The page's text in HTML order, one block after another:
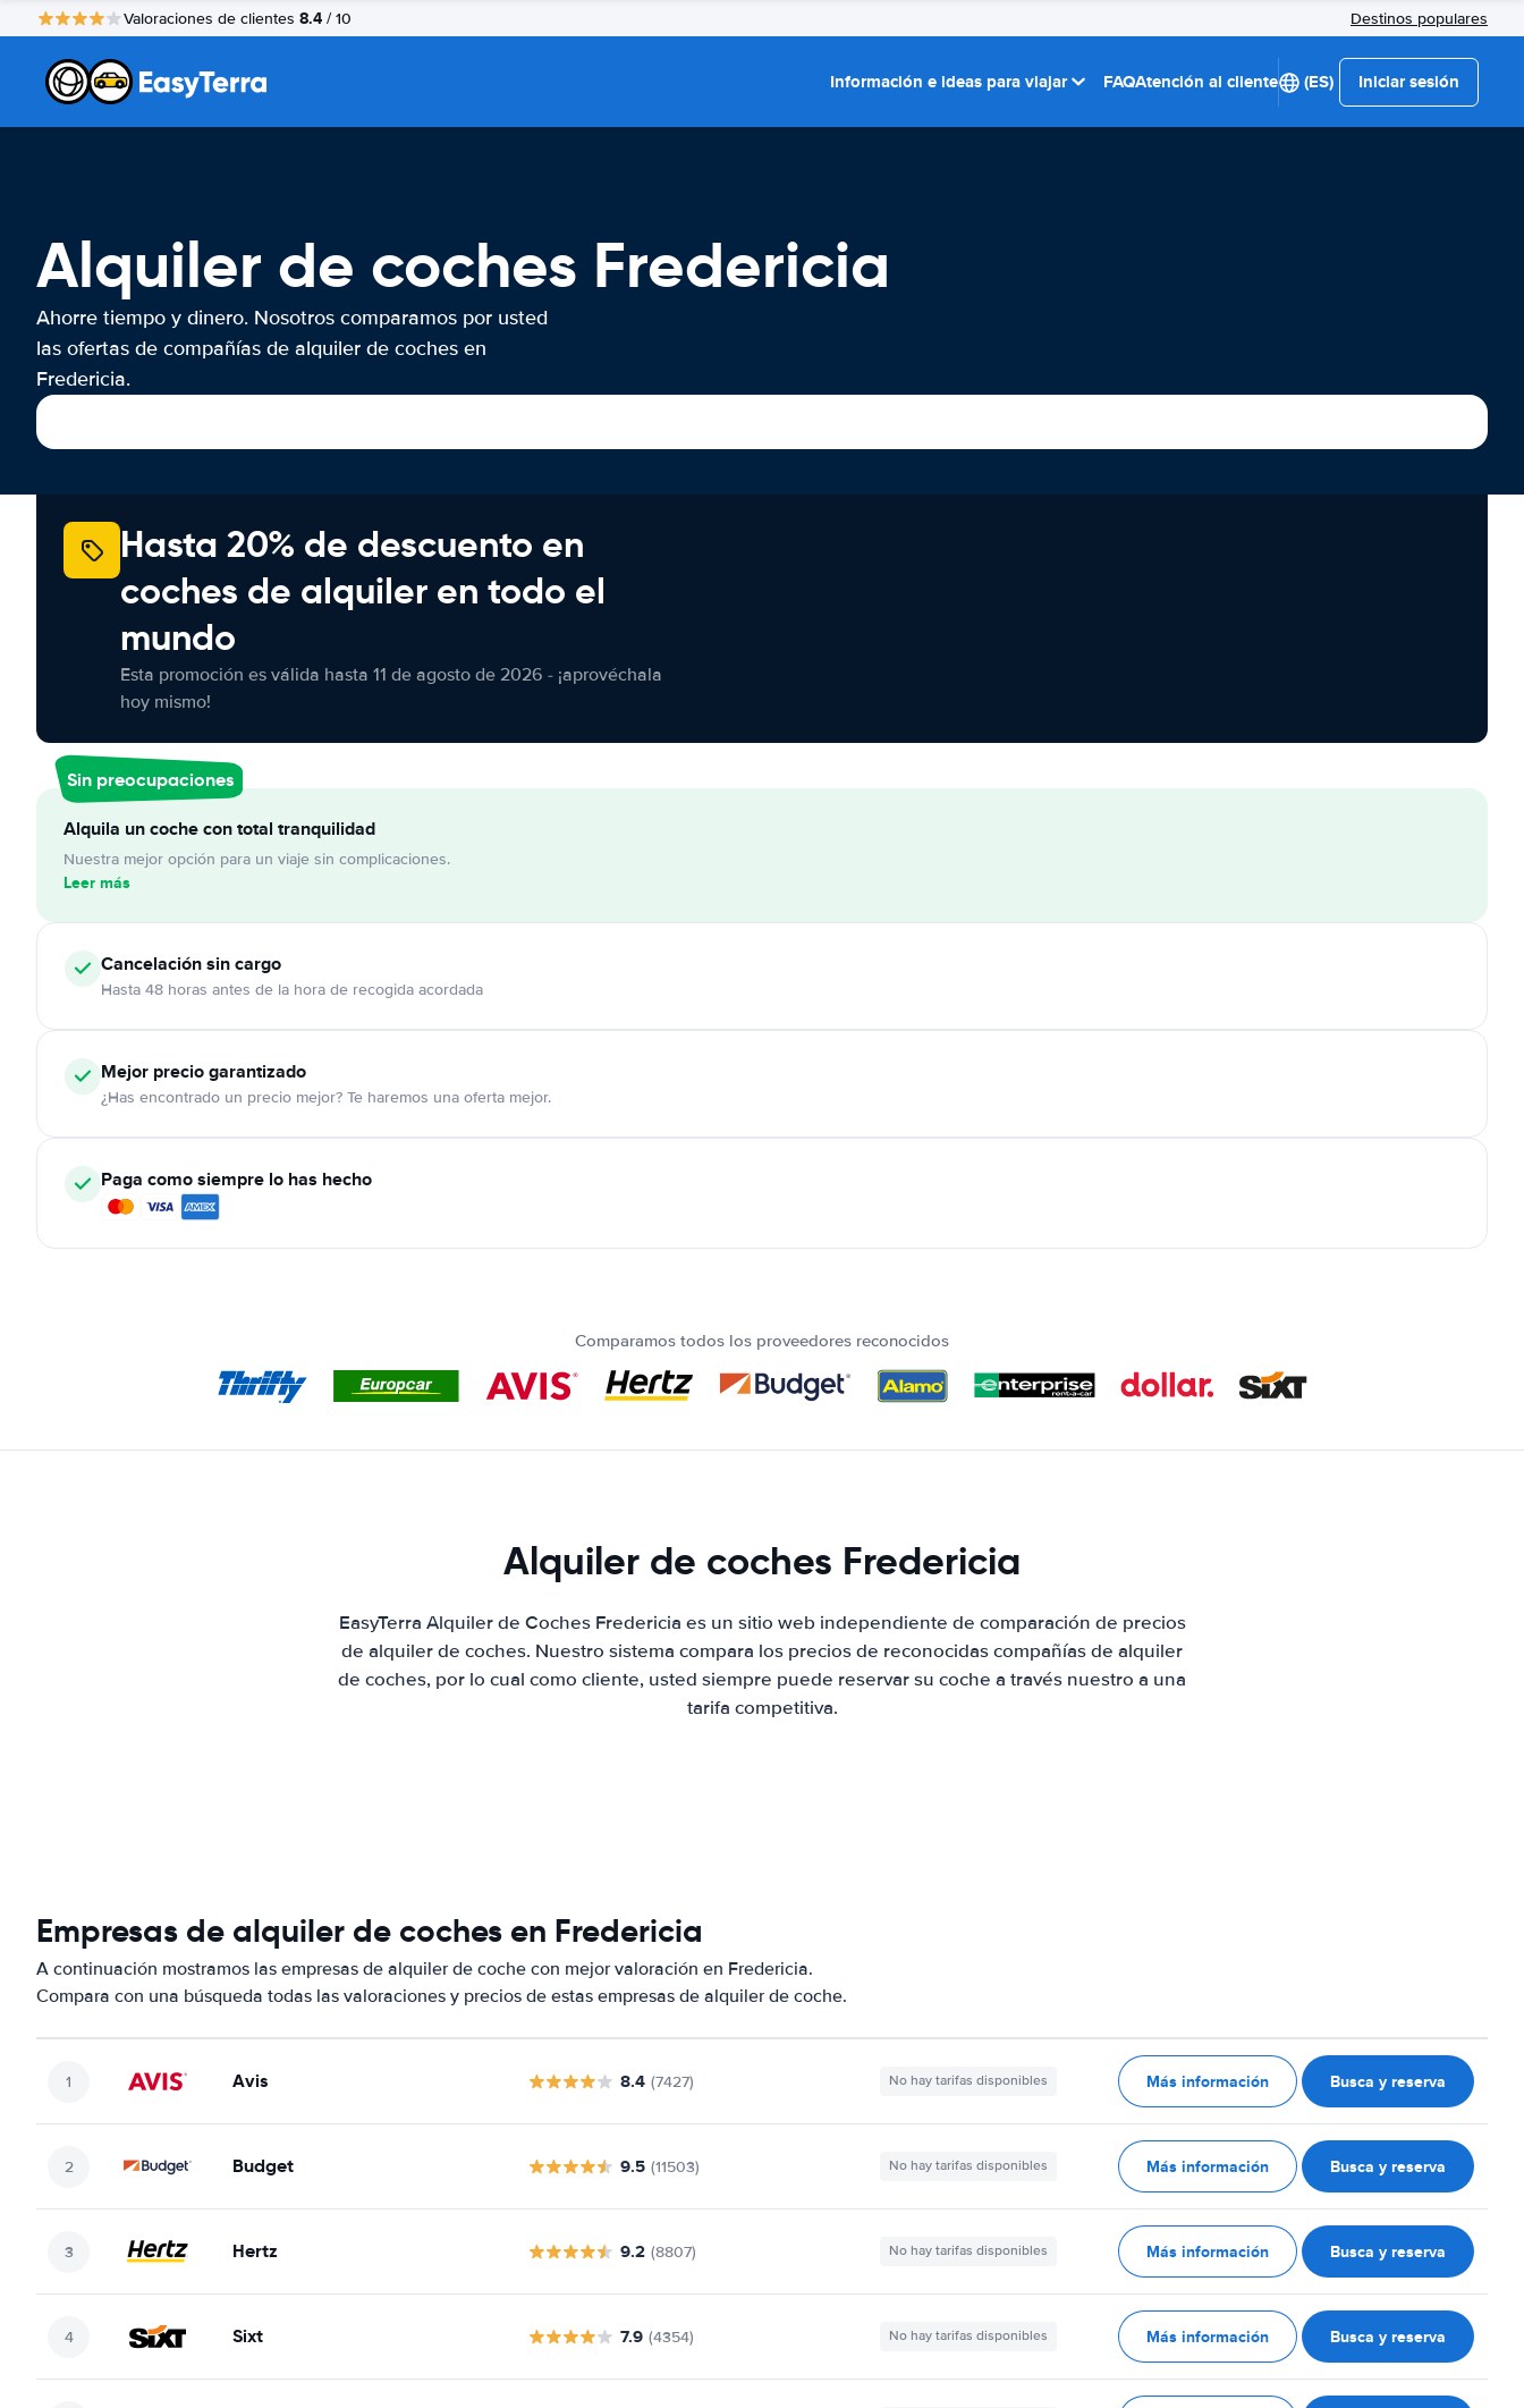
Valoraciones de clientes 8.4 / 10 Destinos populares
Información e ideas para viajar FAQAtención al cliente (ES) Iniciar sesión
Alquiler de coches Fredericia
Ahorre tiempo y dinero. Nosotros comparamos por usted
las ofertas de compañías de alquiler de coches en
Fredericia.
Hasta 20% de descuento en
coches de alquiler en todo el
mundo
Esta promoción es válida hasta 11 de agosto de 2026 - ¡aprovéchala
hoy mismo!
Sin preocupaciones
Alquila un coche con total tranquilidad
Nuestra mejor opción para un viaje sin complicaciones.
Leer más
Cancelaciónsin cargo
Hasta 48 horas antes de la hora de recogida acordada
Mejor precio garantizado
¿Has encontrado un precio mejor? Te haremos una oferta mejor.
Paga como siempre lo has hecho
Comparamos todos los proveedores reconocidos
Alquiler de coches Fredericia
EasyTerra Alquiler de Coches Fredericia es un sitio web independiente de comparación de precios
de alquiler de coches. Nuestro sistema compara los precios de reconocidas compañías de alquiler
de coches, por lo cual como cliente, usted siempre puede reservar su coche a través nuestro a una
tarifa competitiva.
Empresas de alquiler de coches en Fredericia
A continuación mostramos las empresas de alquiler de coche con mejor valoración en Fredericia.
Compara con una búsqueda todas las valoraciones y precios de estas empresas de alquiler de coche.
Avis 8.4 (7427) No hay tarifas disponibles Más información Busca y reserva
Budget 9.5 (11503) No hay tarifas disponibles Más información Busca y reserva
Hertz 9.2 (8807) No hay tarifas disponibles Más información Busca y reserva
Sixt 7.9 (4354) No hay tarifas disponibles Más información Busca y reserva